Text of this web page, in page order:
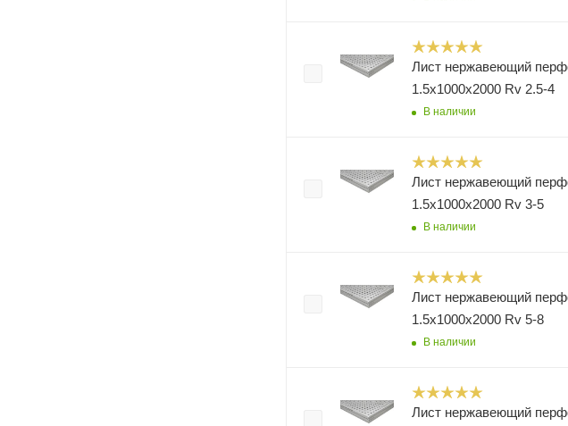
Лист нержавеющий
1.5х1000х2000 Rv 2.5-4
В наличии
Лист нержавеющий
1.5х1000х2000 Rv 3-5
В наличии
Лист нержавеющий
1.5х1000х2000 Rv 5-8
В наличии
Лист нержавеющий